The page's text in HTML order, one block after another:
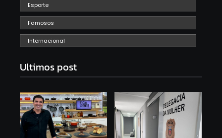
Esporte
Famosos
Internacional
Ultimos post